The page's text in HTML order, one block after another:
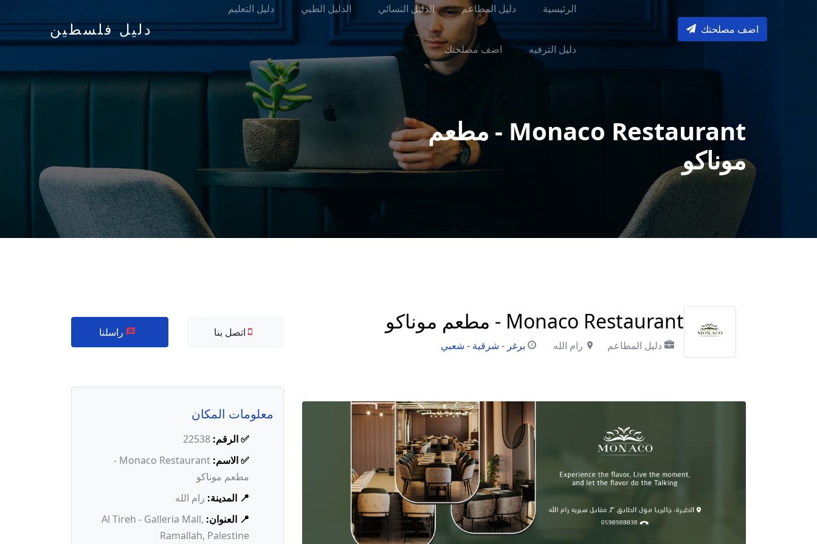
دليل فلسطين
الرئيسية دليل المطاعم الدليل النسائي الدليل الطبي دليل التعليم
دليل الترفيه اضف مصلحتك
اضف مصلحتك
Monaco Restaurant - مطعم
موناكو
Monaco Restaurant - مطعم موناكو
دليل المطاعم رام الله برغر - شرقية - شعبي
اتصل بنا راسلنا
معلومات المكان
✅ الرقم: 22538
✅ الاسم:
Monaco Restaurant -
مطعم موناكو
📍 المدينة: رام الله
📍 العنوان: Al Tireh - Galleria Mall,
Ramallah, Palestine